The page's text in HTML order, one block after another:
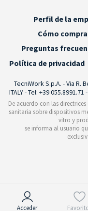
Acceder
Perfil de la
Cómo
Preguntas
Política de privacidad
TecniWork S.p.A. - Via R.
ITALY - Tel: +39 055.8991.71
De acuerdo con las
sanitaria sobre dispositivos
vitro y
se informa al usuario
Aviso en el